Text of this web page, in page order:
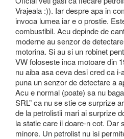
Vrajeala :)). Iar despre apa in
invoca lumea iar e o prostie.
combustibil. Acu depinde de
moderne au senzor de
motorina. Si au si un robinet
VW foloseste inca motoare din
nu aiba asa ceva desi cred ca
puna un senzor de detectare a
Acu e normal (poate) sa nu
SRL” ca nu se stie ce surprize
de la petrolistii mari ai surprize
la statie care ii doare-n cot. Dar
minore. Un petrolist nu isi